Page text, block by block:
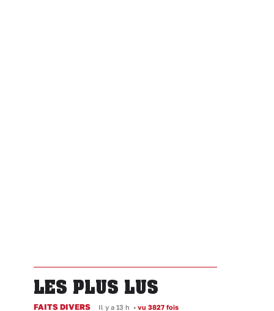
LES PLUS LUS
FAITS DIVERS Il y a 13 h • vu 3827 fois